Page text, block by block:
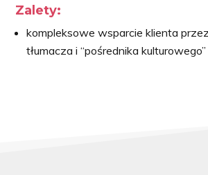
Zalety:
kompleksowe wsparcie klienta
tłumacza i “pośrednika kulturowego”